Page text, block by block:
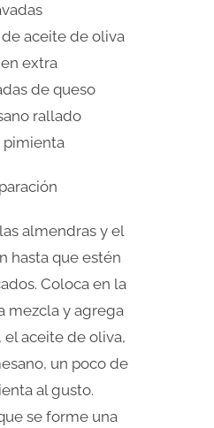
aceite de oliva
extra
de queso
rallado
pimienta
almendras y el
hasta que estén
Coloca en la
mezcla y agrega
el aceite de oliva,
un poco de
al gusto.
se forme una